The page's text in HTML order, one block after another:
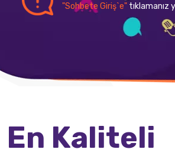
"Sohbete Giriş`e" tıklamanız
En Kaliteli